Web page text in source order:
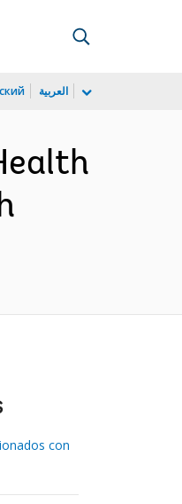
العربية
con